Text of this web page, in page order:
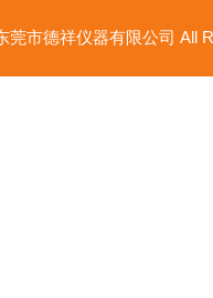
莞市德祥仪器有限公司